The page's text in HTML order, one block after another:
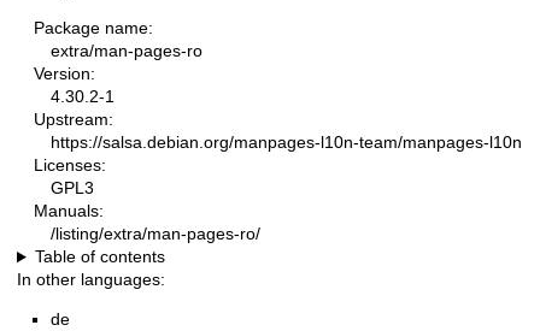
Package name:
extra/man-pages-ro
Version:
4.30.2-1
Upstream:
https://salsa.debian.org/manpages-l10n-team/manpages-l10n
Licenses:
GPL3
Manuals:
/listing/extra/man-pages-ro/
Table of contents
In other languages:
de